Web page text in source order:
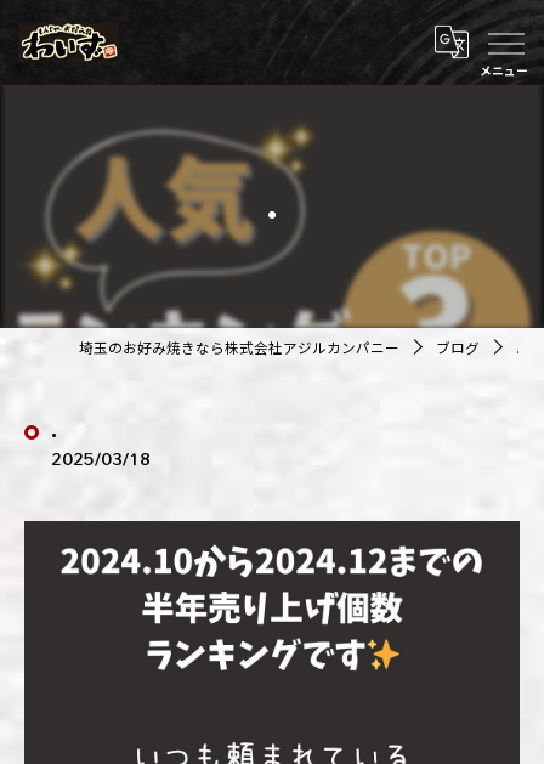
.
埼玉のお好み焼きなら株式会社アジルカンパニー ブログ .
.
2025/03/18